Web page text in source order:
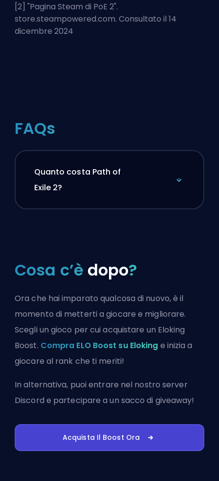
[2] "Pagina Steam di PoE 2".
store.steampowered.com. Consultato il 14
dicembre 2024
FAQs
Quanto costa Path of
Exile 2?
Cosa c’è dopo?
Ora che hai imparato qualcosa di nuovo, è il
momento di metterti a giocare e migliorare.
Scegli un gioco per cui acquistare un Eloking
Boost. Compra ELO Boost su Eloking e inizia a
giocare al rank che ti meriti!
In alternativa, puoientrare nel nostro server
Discord e partecipare a un sacco di giveaway!
Acquista Il Boost Ora